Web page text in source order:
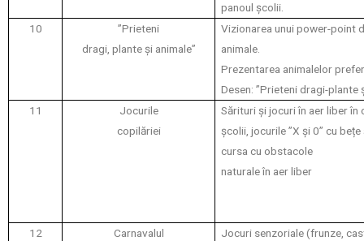
panoul școlii.
10
”Prieteni
dragi, plante și animale”
Vizionarea unui power-point
animale.
Prezentarea animalelor
Desen: ”Prieteni dragi-plante
11
Jocurile
copilăriei
Sărituri și jocuri în aer liber în
școlii, jocurile ”X și 0” cu
cursa cu obstacole
naturale în aer liber
12
Carnavalul
Jocuri senzoriale (frunze,